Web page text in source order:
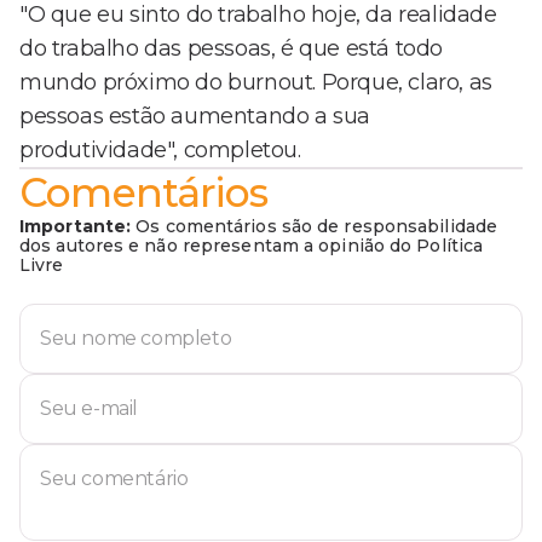
"O que eu sinto do trabalho hoje, da realidade
do trabalho das pessoas, é que está todo
mundo próximo do burnout. Porque, claro, as
pessoas estão aumentando a sua
produtividade", completou.
Comentários
Importante: Os comentários são de responsabilidade
dos autores e não representam a opinião do Política
Livre